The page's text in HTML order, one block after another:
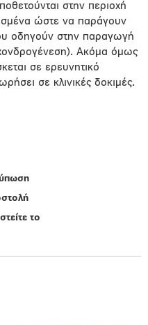
στην περιοχή
ώστε να παράγουν
οδηγούν στην παραγωγή
Ακόμα όμως
σε ερευνητικό
σε κλινικές δοκιμές.
το